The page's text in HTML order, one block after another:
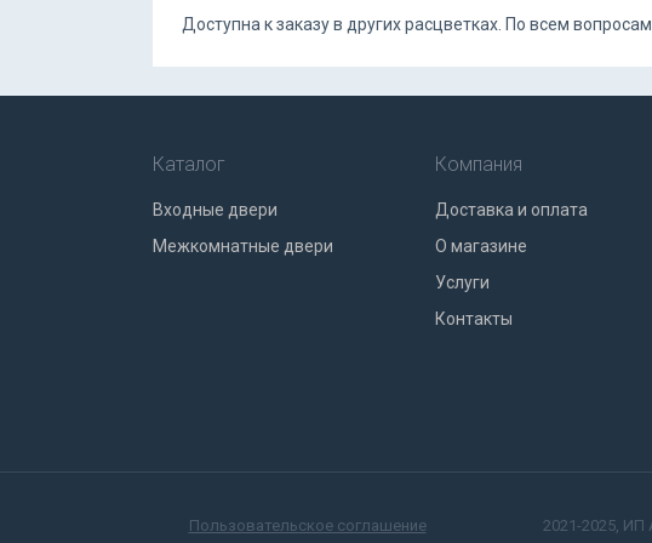
Доступна к заказу в других расцветках. По всем
Каталог
Входные двери
Межкомнатные двери
Компания
Доставка и оплата
О магазине
Услуги
Контакты
Пользовательское соглашение 2021-2025,